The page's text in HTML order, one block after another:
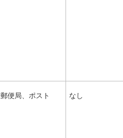
郵便局、ポスト なし